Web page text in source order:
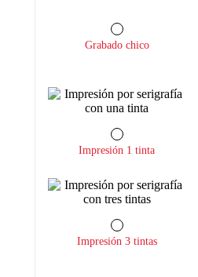
Grabado chico
Impresión 1 tinta
Impresión 3 tintas